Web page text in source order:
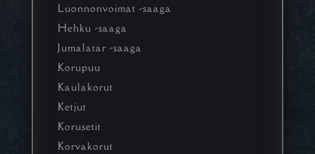
Luonnonvoimat -saaga
Hehku -saaga
Jumalatar -saaga
Korupuu
Kaulakorut
Ketjut
Korusetit
Korvakorut